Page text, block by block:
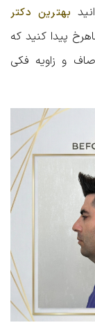
بهترین دکتر
پیدا کنید که
و زاویه‌ فکی